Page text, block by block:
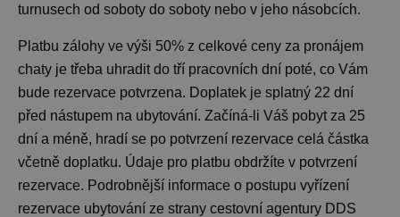
turnusech od soboty do soboty nebo v jeho násobcích.
Platbu zálohy ve výši 50% z celkové ceny za pronájem
chaty je třeba uhradit do tří pracovních dní poté, co Vám
bude rezervace potvrzena. Doplatek je splatný 22 dní
před nástupem na ubytování. Začíná-li Váš pobyt za 25
dní a méně, hradí se po potvrzení rezervace celá částka
včetně doplatku. Údaje pro platbu obdržíte v potvrzení
rezervace. Podrobnější informace o postupu vyřízení
rezervace ubytování ze strany cestovní agentury DDS